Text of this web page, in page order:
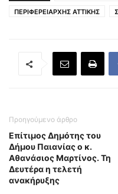
ΠΕΡΙΦΕΡΕΙΑΡΧΗΣ ΑΤΤΙΚΗΣ
Προηγούμενο άρθρο
Επίτιμος Δημότης του
Δήμου Παιανίας ο κ.
Αθανάσιος Μαρτίνος. Τη
Δευτέρα η τελετή
ανακήρυξης